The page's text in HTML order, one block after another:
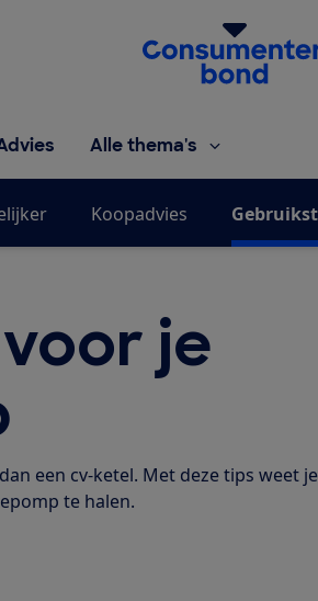
Homepage van de
Alle thema's
Koopadvies
je
een cv-ketel. Met deze tips weet je
te halen.